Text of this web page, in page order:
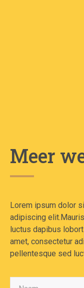
Meer
Lorem ipsum dolor
adipiscing
luctus dapibus
amet, consectetur
pellentesque sed